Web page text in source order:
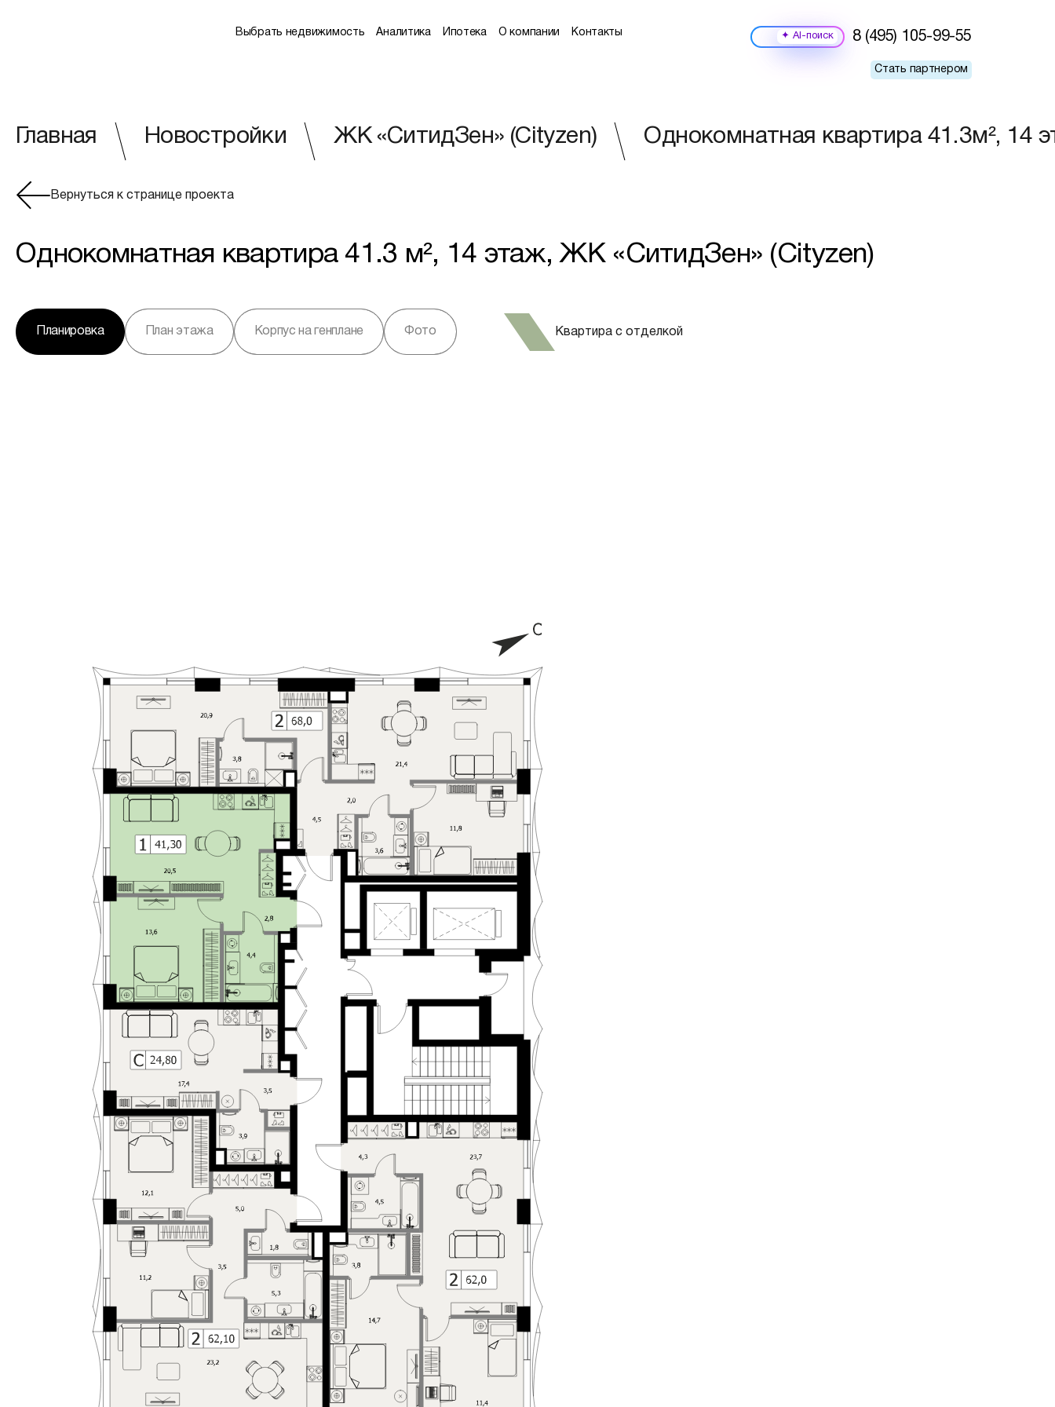
Выбрать недвижимость Аналитика Ипотека О компании Контакты Поиск 8 (495) 105-99-55
Стать партнером
Главная Новостройки ЖК «СитидЗен» (Cityzen) Однокомнатная квартира 41.3м², 14
Вернуться к странице проекта
Однокомнатная квартира 41.3 м², 14 этаж, ЖК «СитидЗен» (Cityzen)
Планировка План этажа Корпус на генплане Фото Квартира с отделкой